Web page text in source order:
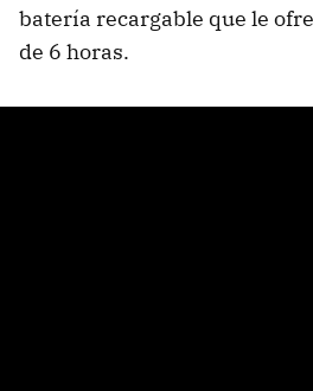
batería recargable que le
de 6 horas.